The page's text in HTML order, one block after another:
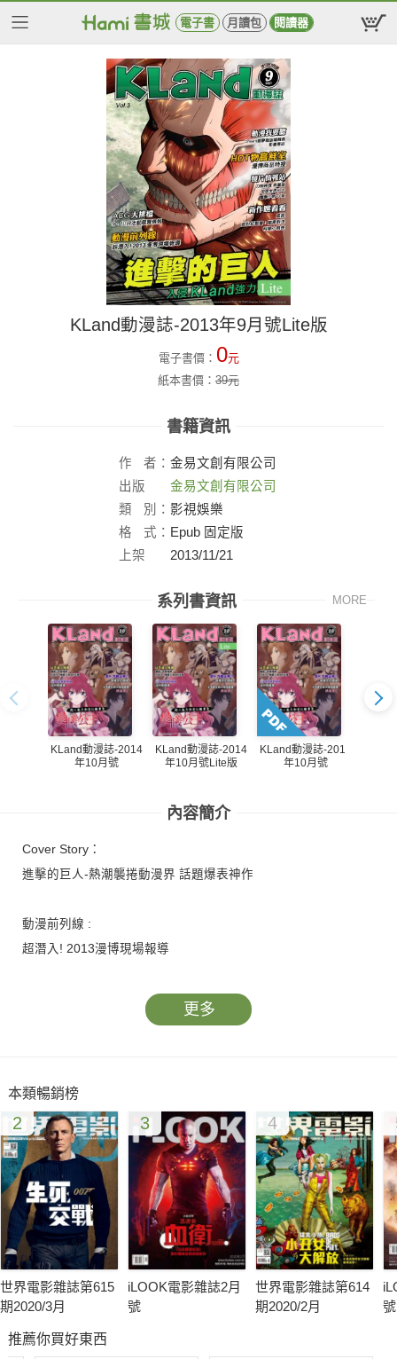
電子書 月讀包 閱讀器
KLand動漫誌-2013年9月號Lite版
電子書價： 0元
紙本書價： 39元
書籍資訊
作 者： 金易文創有限公司
出版
社：
金易文創有限公司
類
別： 影視娛樂
格
式： Epub 固定版
上架
2013/11/21
系列書資訊 MORE
KLand動漫誌-2014
年10月號
KLand動漫誌-2014
年10月號Lite版
KLand動漫誌-2014
年10月號
內容簡介
Cover Story：
進擊的巨人-熱潮襲捲動漫界 話題爆表神作
動漫前列線 :
超潛入! 2013漫博現場報導
更多
本類暢銷榜
2
世界電影雜誌第615
期2020/3月
3
iLOOK電影雜誌2月
號
4
世界電影雜誌第614
期2020/2月
號
推薦你買好東西